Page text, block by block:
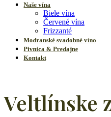
Naše vína
Biele vína
Červené vína
Frizzanté
Modranské svadobné víno
Pivnica & Predajne
Kontakt
Veltlínske